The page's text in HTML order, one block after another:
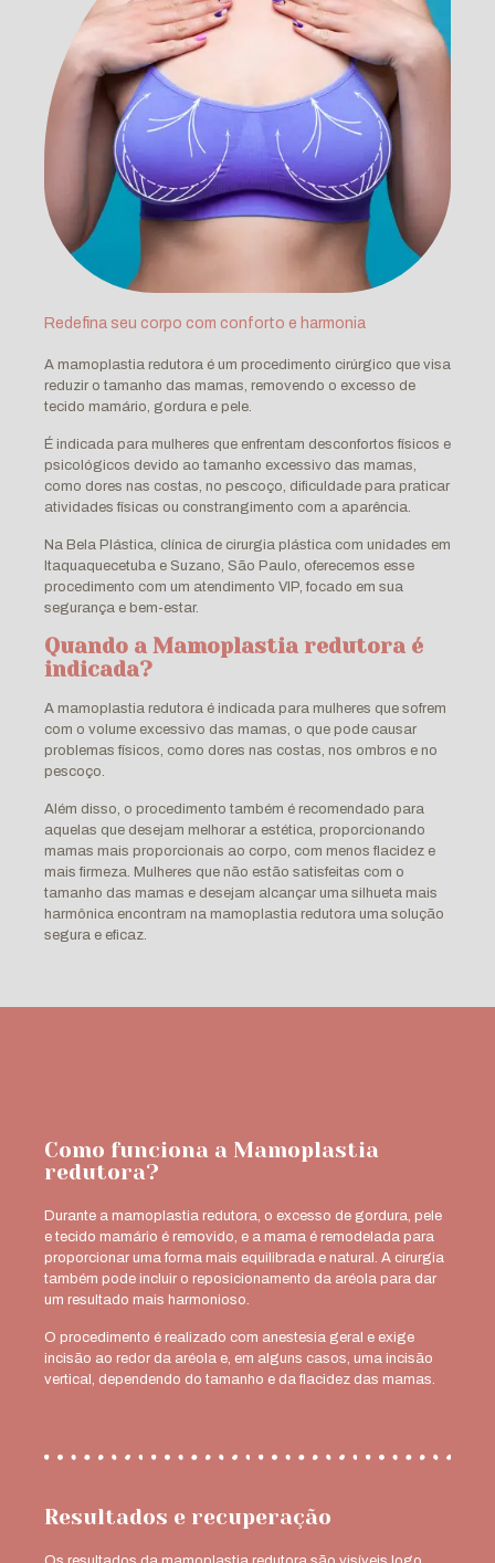
Redefina seu corpo com conforto e harmonia
A mamoplastia redutora é um procedimento cirúrgico que visa
reduzir o tamanho das mamas, removendo o excesso de
tecido mamário, gordura e pele.
É indicada para mulheres que enfrentam desconfortos físicos e
psicológicos devido ao tamanho excessivo das mamas,
como dores nas costas, no pescoço, dificuldade para praticar
atividades físicas ou constrangimento com a aparência.
Na Bela Plástica, clínica de cirurgia plástica com unidades em
Itaquaquecetuba e Suzano, São Paulo, oferecemos esse
procedimento com um atendimento VIP, focado em sua
segurança e bem-estar.
Quando a Mamoplastia redutora é
indicada?
A mamoplastia redutora é indicada para mulheres que sofrem
com o volume excessivo das mamas, o que pode causar
problemas físicos, como dores nas costas, nos ombros e no
pescoço.
Além disso, o procedimento também é recomendado para
aquelas que desejam melhorar a estética, proporcionando
mamas mais proporcionais ao corpo, com menos flacidez e
mais firmeza. Mulheres que não estão satisfeitas com o
tamanho das mamas e desejam alcançar uma silhueta mais
harmônica encontram na mamoplastia redutora uma solução
segura e eficaz.
Como funciona a Mamoplastia
redutora?
Durante a mamoplastia redutora, o excesso de gordura, pele
e tecido mamário é removido, e a mama é remodelada para
proporcionar uma forma mais equilibrada e natural. A cirurgia
também pode incluir o reposicionamento da aréola para dar
um resultado mais harmonioso.
O procedimento é realizado com anestesia geral e exige
incisão ao redor da aréola e, em alguns casos, uma incisão
vertical, dependendo do tamanho e da flacidez das mamas.
Resultados e recuperação